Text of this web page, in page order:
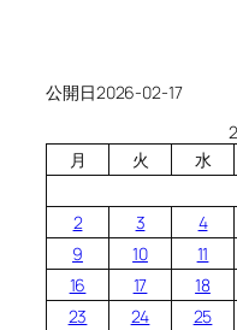
公開日2026-02-17
月
火 水
2
3 4
9
10 11
16
17 18
23
24 25